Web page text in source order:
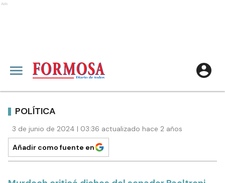
Ads
POLÍTICA
3 de junio de 2024 | 03:36 actualizado hace 2 años
Añadir como fuente en